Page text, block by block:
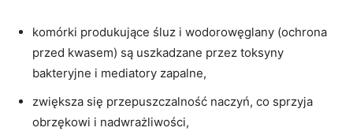
komórki produkujące śluz i wodorowęglany (ochrona
przed kwasem) są uszkadzane przez toksyny
bakteryjne i mediatory zapalne,
zwiększa się przepuszczalność naczyń, co sprzyja
obrzękowi i nadwrażliwości,